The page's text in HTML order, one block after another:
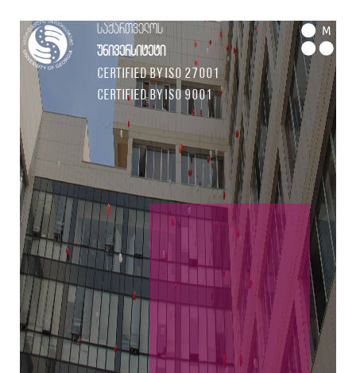
საქართველოს
უნივერსიტეტი
Certified by ISO 27001
Certified by ISO 9001
M